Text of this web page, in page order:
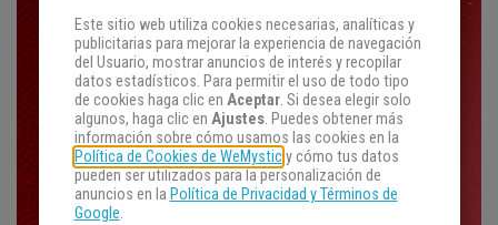
Este sitio web utiliza cookies necesarias, analíticas y
publicitarias para mejorar la experiencia de navegación
del Usuario, mostrar anuncios de interés y recopilar
datos estadísticos. Para permitir el uso de todo tipo
de cookies haga clic en Aceptar. Si desea elegir solo
algunos, haga clic en Ajustes. Puedes obtener más
información sobre cómo usamos las cookies en la
Política de Cookies de WeMysticy cómo tus datos
pueden ser utilizados para la personalización de
anuncios en la Política de Privacidad y Términos de
Google.